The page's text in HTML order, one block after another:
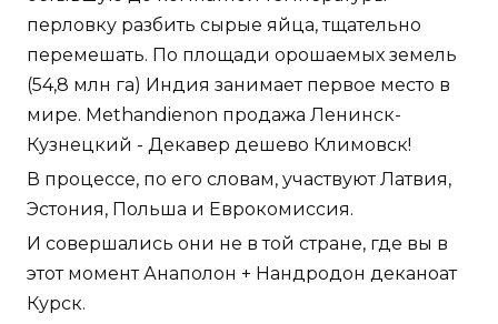
перловку разбить сырые яйца, тщательно
перемешать. По площади орошаемых земель
(54,8 млн га) Индия занимает первое место в
мире. Methandienon продажа Ленинск-
Кузнецкий - Декавер дешево Климовск!
В процессе, по его словам, участвуют Латвия,
Эстония, Польша и Еврокомиссия.
И совершались они не в той стране, где вы в
этот момент Анаполон + Нандродон деканоат
Курск.